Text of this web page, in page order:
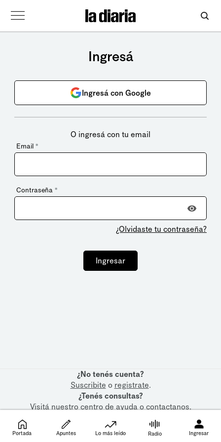
Ingresá
Ingresá con Google
O ingresá con tu email
Email *
Contraseña *
¿Olvidaste tu contraseña?
Ingresar
¿No tenés cuenta?
Suscribite o registrate.
¿Tenés consultas?
Visitá nuestrocentro de ayudaocontactanos.
Portada Apuntes Lo más leído Radio Ingresar